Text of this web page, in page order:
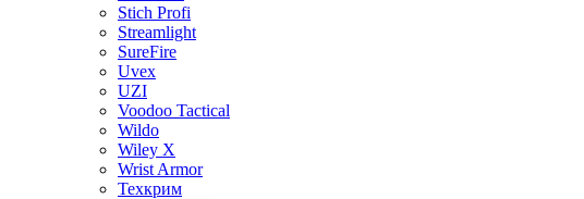
Stich Profi
Streamlight
SureFire
Uvex
UZI
Voodoo Tactical
Wildo
Wiley X
Wrist Armor
Техкрим